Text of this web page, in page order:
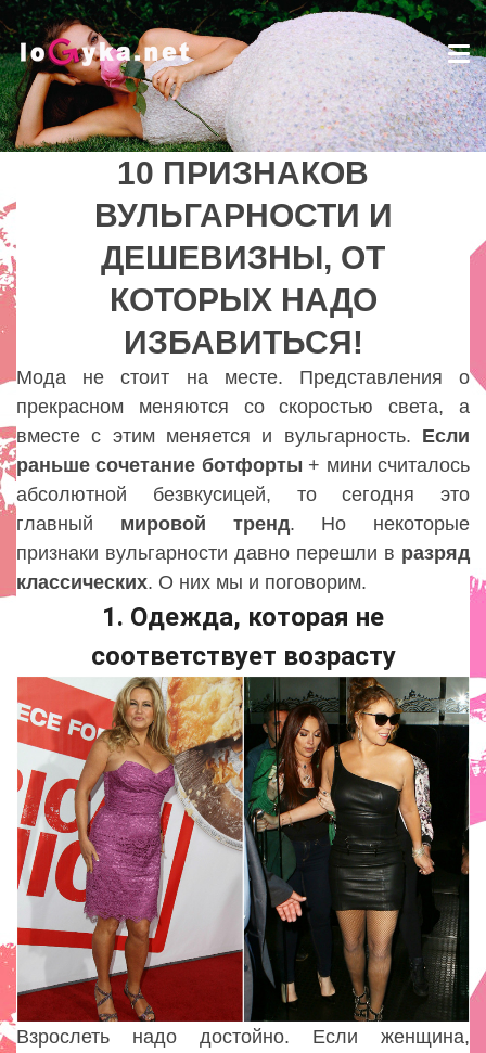
10 ПРИЗНАКОВ
ВУЛЬГАРНОСТИ И
ДЕШЕВИЗНЫ, ОТ
КОТОРЫХ НАДО
ИЗБАВИТЬСЯ!
Lady
10 ПРИЗНАКОВ
ВУЛЬГАРНОСТИ И
ДЕШЕВИЗНЫ, ОТ
КОТОРЫХ НАДО
ИЗБАВИТЬСЯ!
Мода не стоит на месте. Представления о
прекрасном меняются со скоростью света, а
вместе с этим меняется и вульгарность. Если
раньше сочетание ботфорты + мини считалось
абсолютной безвкусицей, то сегодня это
главный мировой тренд. Но некоторые
признаки вульгарности давно перешли в разряд
классических. О них мы и поговорим.
1. Одежда, которая не
соответствует возрасту
Взрослеть надо достойно. Если женщина,